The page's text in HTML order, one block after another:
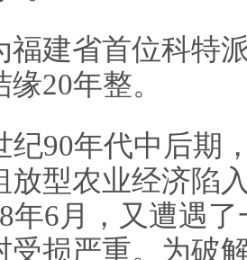
省首位科特派
20年整。
90年代中后期
放型农业经济陷
年6月，又遭遇
受损严重。为破